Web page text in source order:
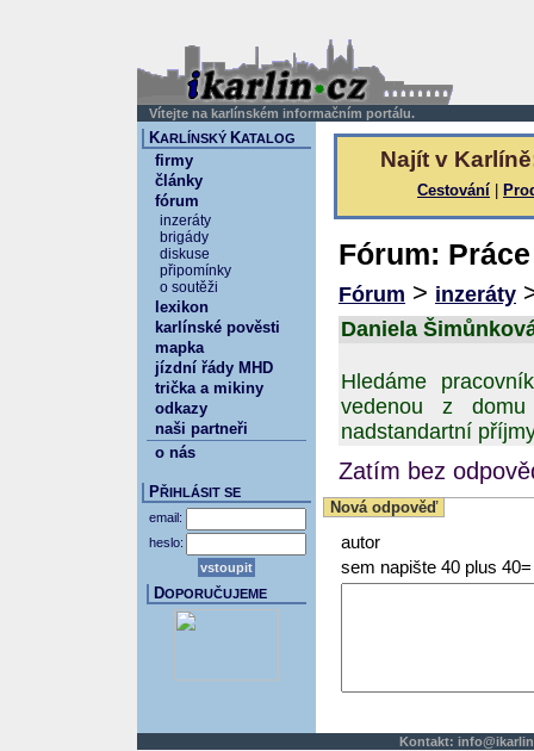
Vítejte na karlínském informačním portálu.
Najít v
Cestování
Fórum:
Fórum > inzeráty
Daniela
Hledáme
vedenou z
nadstandartní
Zatím bez
Nová odpověď
autor
sem napište 40 plus 40=
KARLÍNSKÝ KATALOG
firmy
články
fórum
inzeráty
brigády
diskuse
připomínky
o soutěži
lexikon
karlínské pověsti
mapka
jízdní řády MHD
trička a mikiny
odkazy
naši partneři
o nás
PŘIHLÁSIT SE
email:
heslo:
DOPORUČUJEME
Kontakt: